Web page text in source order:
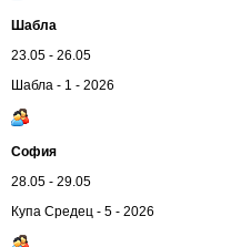
Шабла
23.05 - 26.05
Шабла - 1 - 2026
София
28.05 - 29.05
Купа Средец - 5 - 2026